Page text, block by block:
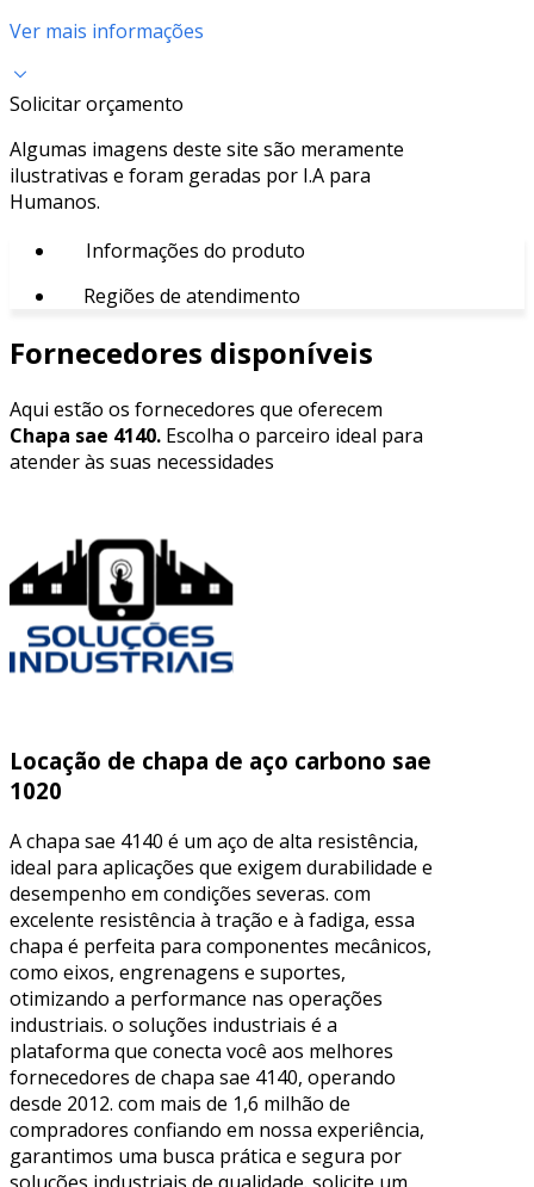
Ver mais informações
Solicitar orçamento
Algumas imagens deste site são meramente
ilustrativas e foram geradas por I.A para
Humanos.
Informações do produto
Regiões de atendimento
Fornecedores disponíveis
Aqui estão os fornecedores que oferecem
Chapa sae 4140. Escolha o parceiro ideal para
atender às suas necessidades
Locação de chapa de aço carbono sae
1020
A chapa sae 4140 é um aço de alta resistência,
ideal para aplicações que exigem durabilidade e
desempenho em condições severas. com
excelente resistência à tração e à fadiga, essa
chapa é perfeita para componentes mecânicos,
como eixos, engrenagens e suportes,
otimizando a performance nas operações
industriais. o soluções industriais é a
plataforma que conecta você aos melhores
fornecedores de chapa sae 4140, operando
desde 2012. com mais de 1,6 milhão de
compradores confiando em nossa experiência,
garantimos uma busca prática e segura por